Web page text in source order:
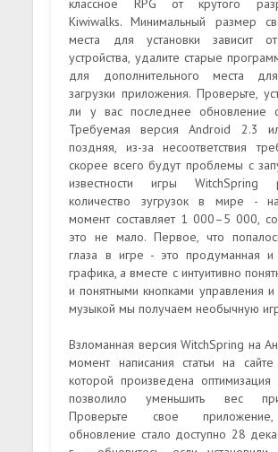
классное RPG от крутого
Kiwiwalks. Минимальный размер
места для установки зависит
устройства, удалите старые
для дополнительного места
загрузки приложения. Проверьте,
ли у вас последнее обновление
Требуемая версия Android 2.3
поздняя, из-за несоответствия
скорее всего будут проблемы с
известности игры WitchSpring
количество зугрузок в мире -
момент составляет 1 000–5 000,
это не мало. Первое, что
глаза в игре - это продуманная
графика, а вместе с интуитивно
и понятными кнопками управления
музыкой мы получаем необычную
Взломанная версия WitchSpring на
момент написания статьи на
которой произведена оптимизация
позволило уменьшить вес
Проверьте свое
обновление стало доступно 28